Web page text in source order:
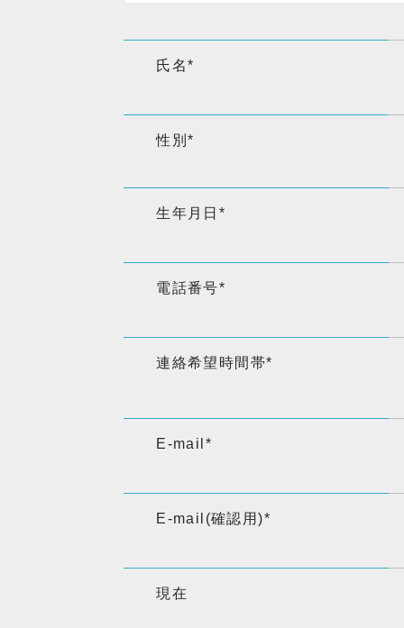
氏名*
性別*
生年月日 *
電話番号*
連絡希望時間帯*
E-mail *
E-mail(確認用)*
現在